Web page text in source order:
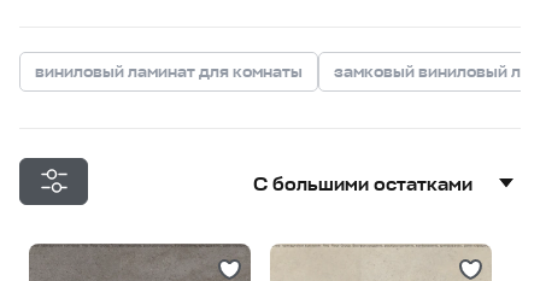
виниловый ламинат для комнаты замковый виниловый
С большими остатками